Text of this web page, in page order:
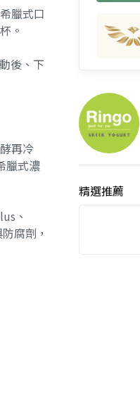
臘式口
。
後、下
再冷
臘式濃
、
腐劑，
精選推薦